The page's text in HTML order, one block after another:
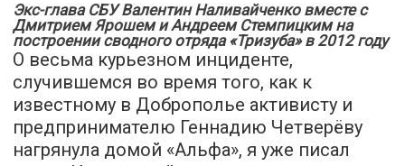
Экс-глава СБУ Валентин Наливайченко вместе с
Дмитрием Ярошем и Андреем Стемпицким на
построении сводного отряда «Тризуба» в 2012 году
О весьма курьезном инциденте,
случившемся во время того, как к
известному в Доброполье активисту и
предпринимателю Геннадию Четверёву
нагрянула домой «Альфа», я уже писал